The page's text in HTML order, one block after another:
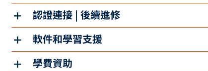
認證連接 | 後續進修
軟件和學習支援
學費資助